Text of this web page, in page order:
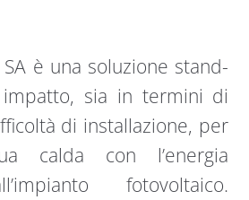
è una soluzione stand-
sia in termini di
di installazione, per
calda con l’energia
fotovoltaico.